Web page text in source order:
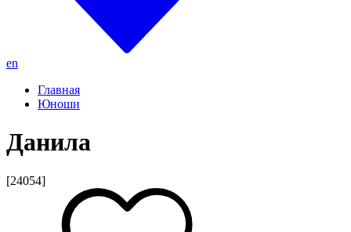
en
Главная
Юноши
Данила
[24054]